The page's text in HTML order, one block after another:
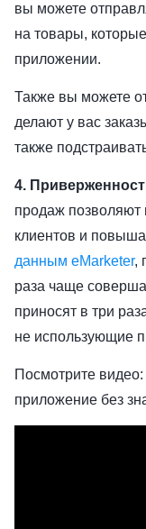
вы можете
на товары,
приложении.
Также вы можете
делают у вас
также
4.
продаж позволяют
клиентов и
данным eMarketer,
раза чаще
приносят в три
не использующие
Посмотрите
приложение без